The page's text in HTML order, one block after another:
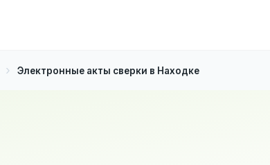
Электронные акты сверки в Находке